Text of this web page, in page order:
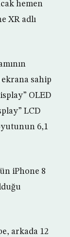
hemen
XR adlı
sahip
OLED
LCD
6,1
iPhone 8
arkada 12